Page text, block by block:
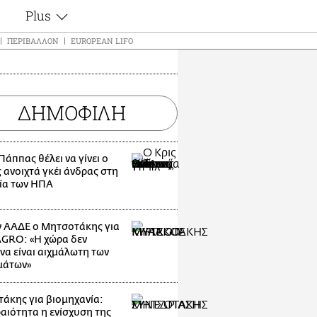
Plus
Θέματα
Videos
Αφιερώματα
Ζώδια
Εξομολογήσεις
Οι Αθηναίοι
Απώλειες
Επιλογές
ΠΕΡΙΒΆΛΛΟΝ EUROPEAN LIFO
ΔΗΜΟΦΙΛΗ
θέλει να γίνει ο
γκέι άνδρας στη
των ΗΠΑ
ΑΑΔΕ ο Μητσοτάκης για
«Η χώρα δεν
είναι αιχμάλωτη των
για βιομηχανία:
η ενίσχυση της